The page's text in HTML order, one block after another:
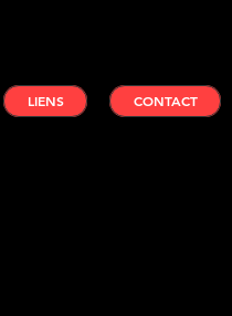
LIENS CONTACT